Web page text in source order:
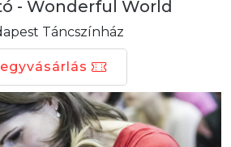
- Wonderful World
Táncszínház